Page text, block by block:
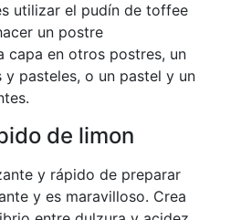
utilizar el pudín de toffee
un postre
capa en otros postres, un
pasteles, o un pastel y un
de limon
y rápido de preparar
y es maravilloso. Crea